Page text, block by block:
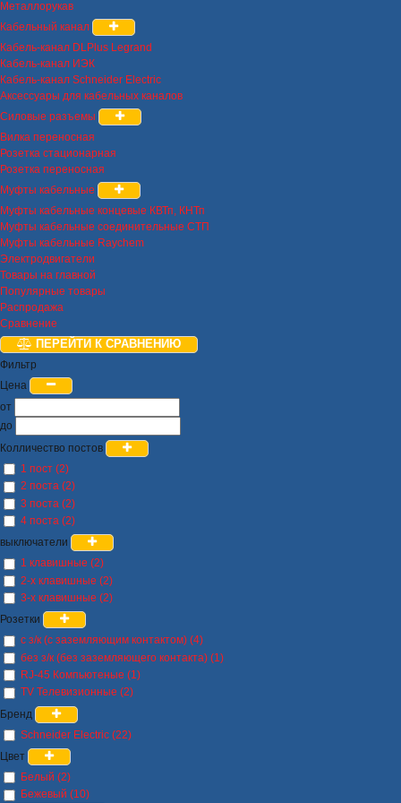
Металлорукав
Кабельный канал
Кабель-канал DLPlus Legrand
Кабель-канал ИЭК
Кабель-канал Schneider Electric
Аксессуары для кабельных каналов
Силовые разъемы
Вилка переносная
Розетка стационарная
Розетка переносная
Муфты кабельные
Муфты кабельные концевые КВТп, КНТп
Муфты кабельные соединительные СТП
Муфты кабельные Raychem
Электродвигатели
Товары на главной
Популярные товары
Распродажа
Сравнение
ПЕРЕЙТИ К СРАВНЕНИЮ
Фильтр
Цена
от
до
Колличество постов
1 пост (2)
2 поста (2)
3 поста (2)
4 поста (2)
выключатели
1 клавишные (2)
2-х клавишные (2)
3-х клавишные (2)
Розетки
с з/к (с заземляющим контактом) (4)
без з/к (без заземляющего контакта) (1)
RJ-45 Компьютеные (1)
TV Телевизионные (2)
Бренд
Schneider Electric (22)
Цвет
Белый (2)
Бежевый (10)